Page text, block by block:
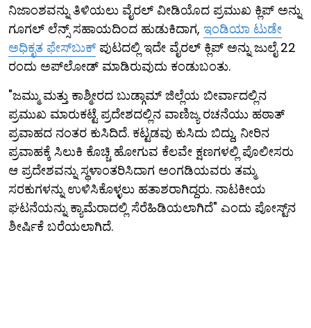
ನಿಜಾಂಶವನ್ನು ತಿಳಿಯಲು ವೈರಲ್ ವೀಡಿಯೊದ ಪ್ರಮುಖ ಕ್ಲಿಪ್‌ ಅನ್ನು
ಗೂಗಲ್ ಲೆನ್ಸ್ ಸಹಾಯದಿಂದ ಹುಡುಕಿದಾಗ, ಇಂಡಿಯಾ ಟುಡೇ
ಅಧಿಕೃತ ಫೇಸ್‌ಬುಕ್ಪುಟದಲ್ಲಿ ಇದೇ ವೈರಲ್ ಕ್ಲಿಪ್ ಅನ್ನು ಜುಲೈ 22
ರಂದು ಅಪ್‌ಲೋಡ್ ಮಾಡಿರುವುದು ಕಂಡುಬಂತು.
"ಜಮ್ಮು ಮತ್ತು ಕಾಶ್ಮೀರದ ಬುಡ್ಗಾಮ್ ಜಿಲ್ಲೆಯ ಬೀರ್ವಾದಲ್ಲಿನ
ಪ್ರಮುಖ ಮಾರುಕಟ್ಟೆ ಪ್ರದೇಶದಲ್ಲಿನ ವಾಣಿಜ್ಯ ರಚನೆಯು ಹಠಾತ್
ಪ್ರವಾಹದ ನಂತರ ಕುಸಿದಿದೆ. ಕಟ್ಟಡವು ಕುಸಿದು ಬಿದ್ದು, ನೀರಿನ
ಪ್ರವಾಹಕ್ಕೆ ಸಿಲುಕಿ ಕೊಚ್ಚಿ ಹೋಗುವ ಕೆಲವೇ ಕ್ಷಣಗಳಲ್ಲಿ ಪೊಲೀಸರು
ಆ ಪ್ರದೇಶವನ್ನು ಸ್ಥಳಾಂತರಿಸಿದಾಗ ಅಂಗಡಿಯವರು ತಮ್ಮ
ಸರಕುಗಳನ್ನು ಉಳಿಸಿಕೊಳ್ಳಲು ಹತಾಶರಾಗಿದ್ದರು. ನಾಟಕೀಯ
ಘಟನೆಯನ್ನು ಕ್ಯಾಮೆರಾದಲ್ಲಿ ಸೆರೆಹಿಡಿಯಲಾಗಿದೆ" ಎಂದು ಪೋಸ್ಟ್‌ನ
ಶೀರ್ಷಿಕೆ ಬರೆಯಲಾಗಿದೆ.